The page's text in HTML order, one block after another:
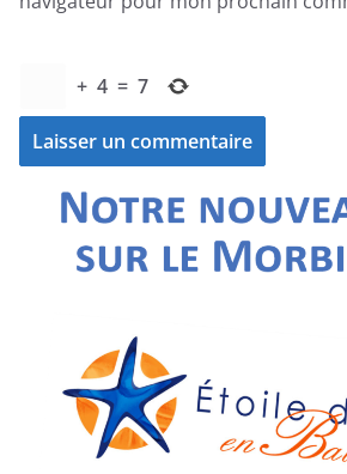
+ 4 = 7